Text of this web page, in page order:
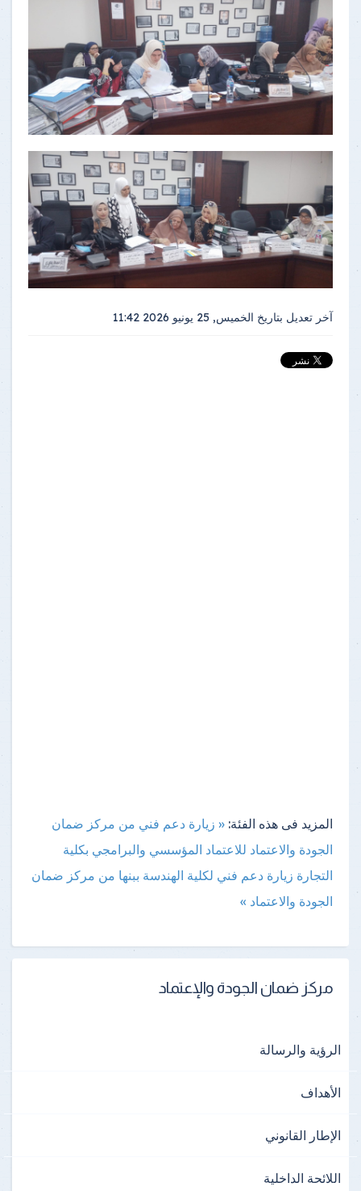
آخر تعديل بتاريخ الخميس, 25 يونيو 2026 11:42
المزيد فى هذه الفئة: « زيارة دعم فني من مركز ضمان
الجودة والاعتماد للاعتماد المؤسسي والبرامجي بكلية
التجارة زيارة دعم فني لكلية الهندسة ببنها من مركز ضمان
الجودة والاعتماد »
مركز ضمان الجودة والإعتماد
الرؤية والرسالة
الأهداف
الإطار القانوني
اللائحة الداخلية